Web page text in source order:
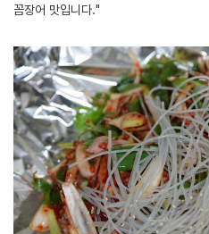
꼼장어 맛입니다."